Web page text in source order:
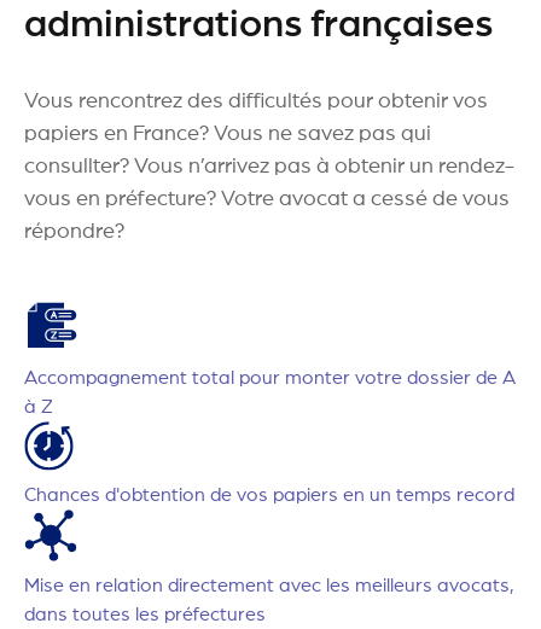
administrations françaises
Vous rencontrez des difficultés pour obtenir vos
papiers en France? Vous ne savez pas qui
consullter? Vous n’arrivez pas à obtenir un rendez-
vous en préfecture? Votre avocat a cessé de vous
répondre?
Accompagnement total pour monter votre dossier de A
à Z
Chances d'obtention de vos papiers en un temps record
Mise en relation directement avec les meilleurs avocats,
dans toutes les préfectures